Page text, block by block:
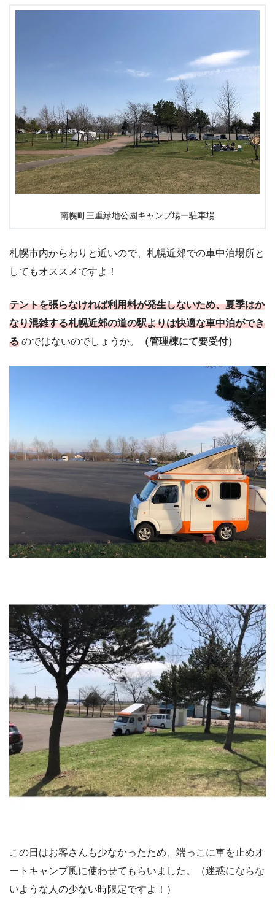
南幌町三重緑地公園キャンプ場ー駐車場
札幌市内からわりと近いので、札幌近郊での車中泊場所と
してもオススメですよ！
テントを張らなければ利用料が発生しないため、夏季はか
なり混雑する札幌近郊の道の駅よりは快適な車中泊ができ
る のではないのでしょうか。 （管理棟にて要受付）
この日はお客さんも少なかったため、端っこに車を止めオ
ートキャンプ風に使わせてもらいました。（迷惑にならな
いような人の少ない時限定ですよ！）